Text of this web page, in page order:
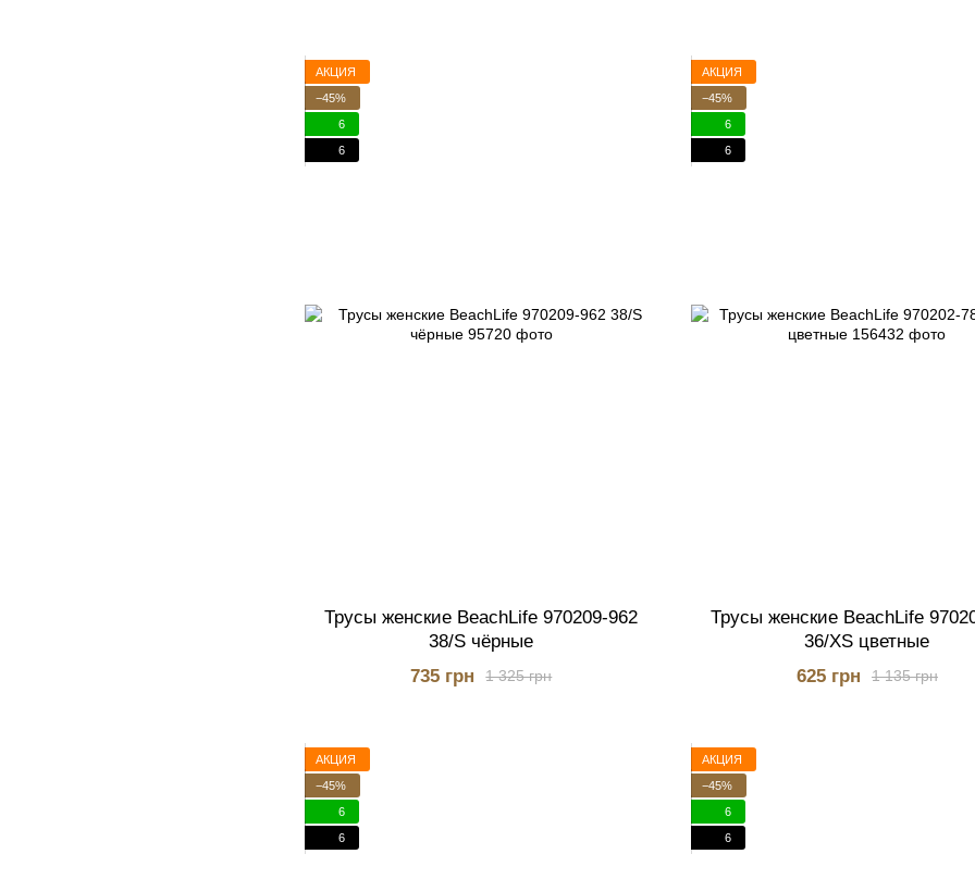
АКЦИЯ
−45%
6
6
Трусы женские BeachLife 970209-962
38/S чёрные
1 325 грн
735 грн
АКЦИЯ
−45%
6
6
Трусы женские BeachLife
36/XS цветные
1 135 грн
625 грн
АКЦИЯ
−45%
6
6
АКЦИЯ
−45%
6
6